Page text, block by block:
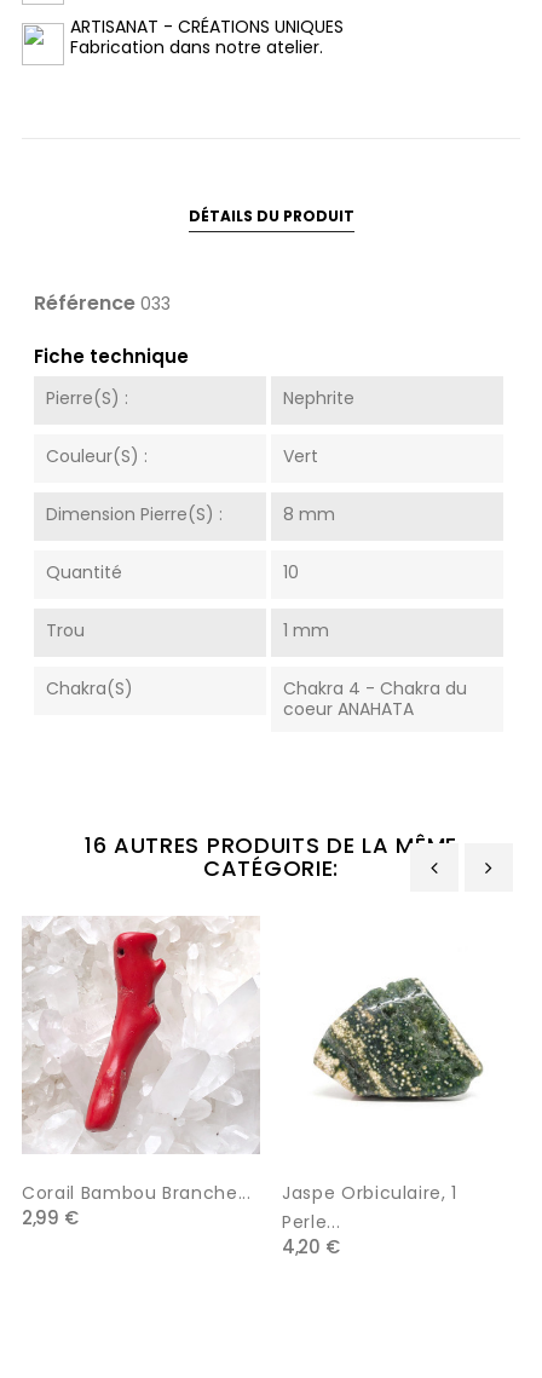
ARTISANAT - CRÉATIONS UNIQUES
Fabrication dans notre atelier.
DÉTAILS DU PRODUIT
Référence 033
Fiche technique
Pierre(s) : Nephrite
Couleur(s) : Vert
Dimension Pierre(s) : 8 mm
Quantité 10
Trou 1 mm
Chakra(s)
Chakra 4 - Chakra du
coeur ANAHATA
16 AUTRES PRODUITS DE LA MÊME
CATÉGORIE:
Corail Bambou Branche...
2,99 €
Jaspe Orbiculaire, 1
Perle...
4,20 €